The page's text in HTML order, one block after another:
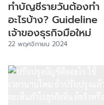
ทำบัญชีรายวันต้องทำ
อะไรบ้าง? Guideline
เจ้าของธุรกิจมือใหม่
22 พฤศจิกายน 2024